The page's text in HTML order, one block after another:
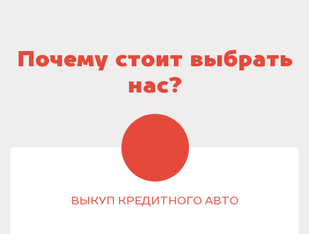
Почему стоит выбрать
нас?
ВЫКУП КРЕДИТНОГО АВТО